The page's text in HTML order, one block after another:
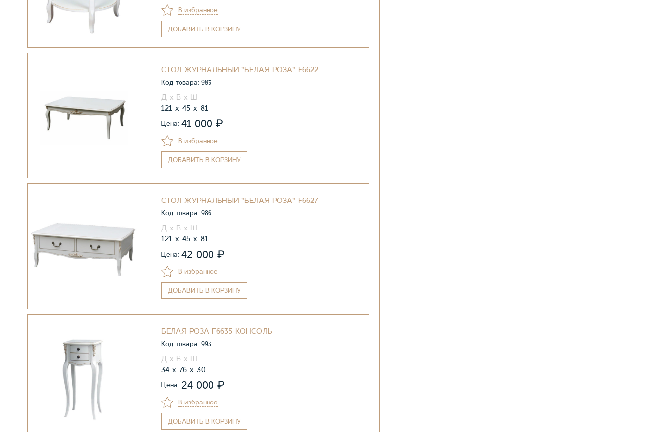
В избранное
ДОБАВИТЬ В КОРЗИНУ
СТОЛ ЖУРНАЛЬНЫЙ "БЕЛАЯ РОЗА" F6622
Код товара: 983
121 45 81
Цена: 41 000 ₽
В избранное
ДОБАВИТЬ В КОРЗИНУ
СТОЛ ЖУРНАЛЬНЫЙ "БЕЛАЯ РОЗА" F6627
Код товара: 986
121 45 81
Цена: 42 000 ₽
В избранное
ДОБАВИТЬ В КОРЗИНУ
БЕЛАЯ РОЗА F6635 КОНСОЛЬ
Код товара: 993
34 76 30
Цена: 24 000 ₽
В избранное
ДОБАВИТЬ В КОРЗИНУ